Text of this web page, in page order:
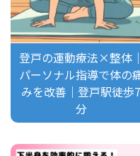
登戸の運動療法×整体｜
パーソナル指導で体の
みを改善｜登戸駅徒歩7
分